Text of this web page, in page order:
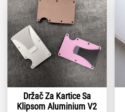
Držač Za Kartice Sa
Klipsom Aluminium V2